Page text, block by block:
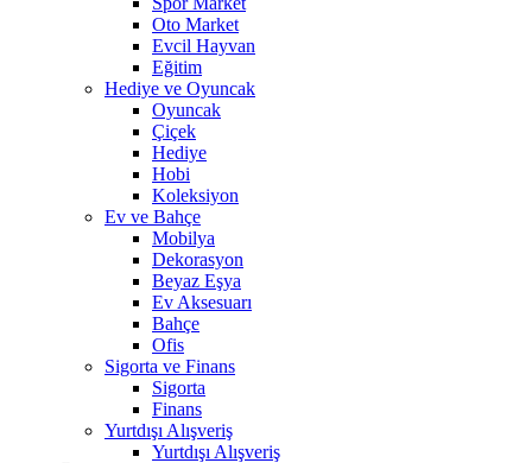
Oto Market
Evcil Hayvan
Eğitim
Hediye ve Oyuncak
Oyuncak
Çiçek
Hediye
Hobi
Koleksiyon
Ev ve Bahçe
Mobilya
Dekorasyon
Beyaz Eşya
Ev Aksesuarı
Bahçe
Ofis
Sigorta ve Finans
Sigorta
Finans
Yurtdışı Alışveriş
Yurtdışı Alışveriş